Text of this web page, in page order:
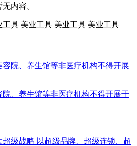
内容。
工具 美业工具 美业工具 美业工具
院、养生馆等非医疗机构不得开展干
超级战略 以超级品牌、超级连锁、超